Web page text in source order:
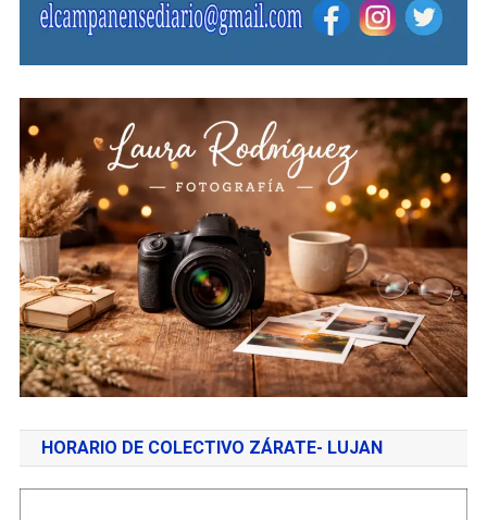
HORARIO DE COLECTIVO ZÁRATE- LUJAN